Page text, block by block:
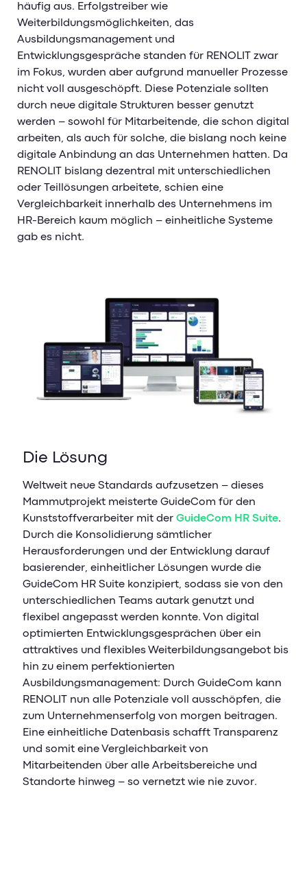
häufig aus. Erfolgstreiber wie
Weiterbildungsmöglichkeiten, das
Ausbildungsmanagement und
Entwicklungsgespräche standen für RENOLIT zwar
im Fokus, wurden aber aufgrund manueller Prozesse
nicht voll ausgeschöpft. Diese Potenziale sollten
durch neue digitale Strukturen besser genutzt
werden – sowohl für Mitarbeitende, die schon digital
arbeiten, als auch für solche, die bislang noch keine
digitale Anbindung an das Unternehmen hatten. Da
RENOLIT bislang dezentral mit unterschiedlichen
oder Teillösungen arbeitete, schien eine
Vergleichbarkeit innerhalb des Unternehmens im
HR-Bereich kaum möglich – einheitliche Systeme
gab es nicht.
Die Lösung
Weltweit neue Standards aufzusetzen – dieses
Mammutprojekt meisterte GuideCom für den
Kunststoffverarbeiter mit der GuideCom HR Suite.
Durch die Konsolidierung sämtlicher
Herausforderungen und der Entwicklung darauf
basierender, einheitlicher Lösungen wurde die
GuideCom HR Suite konzipiert, sodass sie von den
unterschiedlichen Teams autark genutzt und
flexibel angepasst werden konnte. Von digital
optimierten Entwicklungsgesprächen über ein
attraktives und flexibles Weiterbildungsangebot bis
hin zu einem perfektionierten
Ausbildungsmanagement: Durch GuideCom kann
RENOLIT nun alle Potenziale voll ausschöpfen, die
zum Unternehmenserfolg von morgen beitragen.
Eine einheitliche Datenbasis schafft Transparenz
und somit eine Vergleichbarkeit von
Mitarbeitenden über alle Arbeitsbereiche und
Standorte hinweg – so vernetzt wie nie zuvor.